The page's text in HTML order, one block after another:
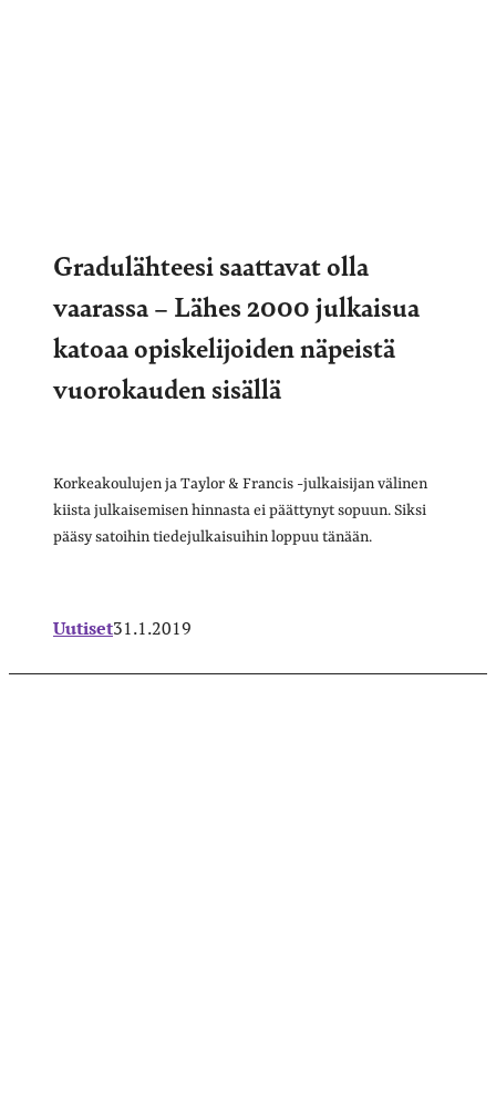
Gradulähteesi saattavat olla
vaarassa – Lähes 2000 julkaisua
katoaa opiskelijoiden näpeistä
vuorokauden sisällä
Korkeakoulujen ja Taylor & Francis -julkaisijan välinen
kiista julkaisemisen hinnasta ei päättynyt sopuun. Siksi
pääsy satoihin tiedejulkaisuihin loppuu tänään.
Uutiset31.1.2019